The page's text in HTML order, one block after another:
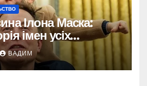
Ілона Маска:
імен усіх
ВАДИМ